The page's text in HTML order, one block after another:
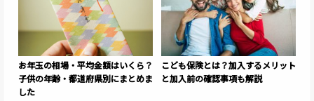
お年玉の相場・平均金額はいくら？
子供の年齢・都道府県別にまとめま
した
こども保険とは？加入するメリット
と加入前の確認事項も解説